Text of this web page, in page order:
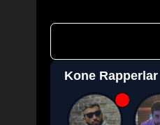
Kone Rapperlar